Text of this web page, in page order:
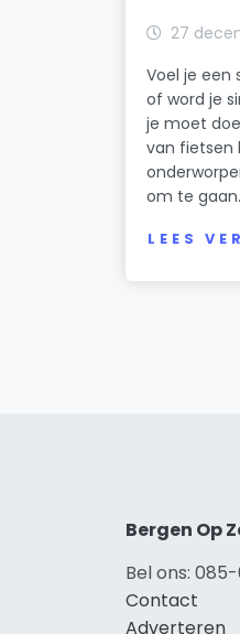
27
Voel je een
of word je
je moet
van fietsen
om te
LEES
Bergen Op
Bel ons: 085-
Contact
Adverteren